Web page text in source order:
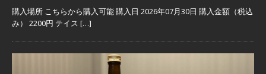
購入場所 こちらから購入可能 購入日 2026年07月30日 購入金額（税込
み） 2200円 テイス […]